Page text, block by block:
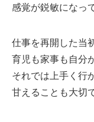
感覚が鋭敏になっ
仕事を再開した当
育児も家事も自分
それでは上手く行
甘えることも大切